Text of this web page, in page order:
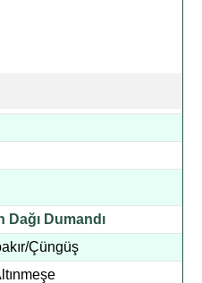
Dağı Dumandı
Çüngüş